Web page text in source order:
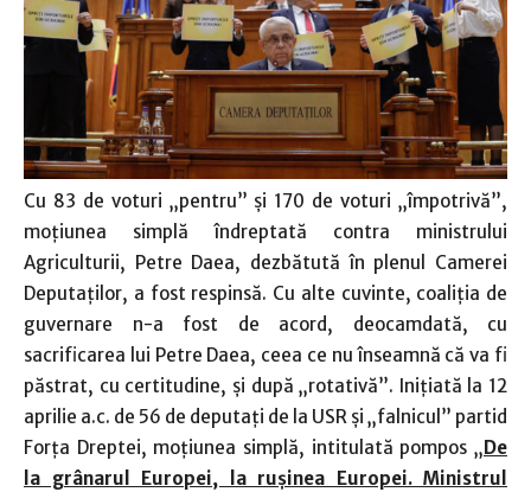
Cu 83 de voturi „pentru” şi 170 de voturi „împotrivă”,
moţiunea simplă îndreptată contra ministrului
Agriculturii, Petre Daea, dezbătută în plenul Camerei
Deputaţilor, a fost respinsă. Cu alte cuvinte, coaliţia de
guvernare n-a fost de acord, deocamdată, cu
sacrificarea lui Petre Daea, ceea ce nu înseamnă că va fi
păstrat, cu certitudine, şi după „rotativă”. Iniţiată la 12
aprilie a.c. de 56 de deputaţi de la USR şi „falnicul” partid
Forţa Dreptei, moţiunea simplă, intitulată pompos „De
la grânarul Europei, la ruşinea Europei. Ministrul